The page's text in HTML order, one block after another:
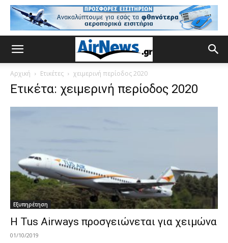
Αρχική Ετικέτες χειμερινή περίοδος 2020
Ετικέτα: χειμερινή περίοδος 2020
Εξυπηρέτηση
Η Tus Airways προσγειώνεται για χειμώνα
01/10/2019